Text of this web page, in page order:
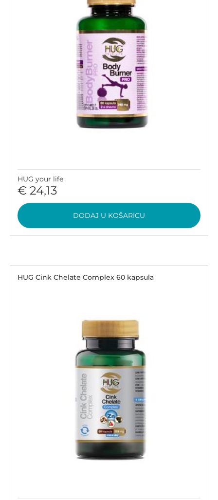
HUG your life
€ 24,13
DODAJ U KOŠARICU
HUG Cink Chelate Complex 60 kapsula